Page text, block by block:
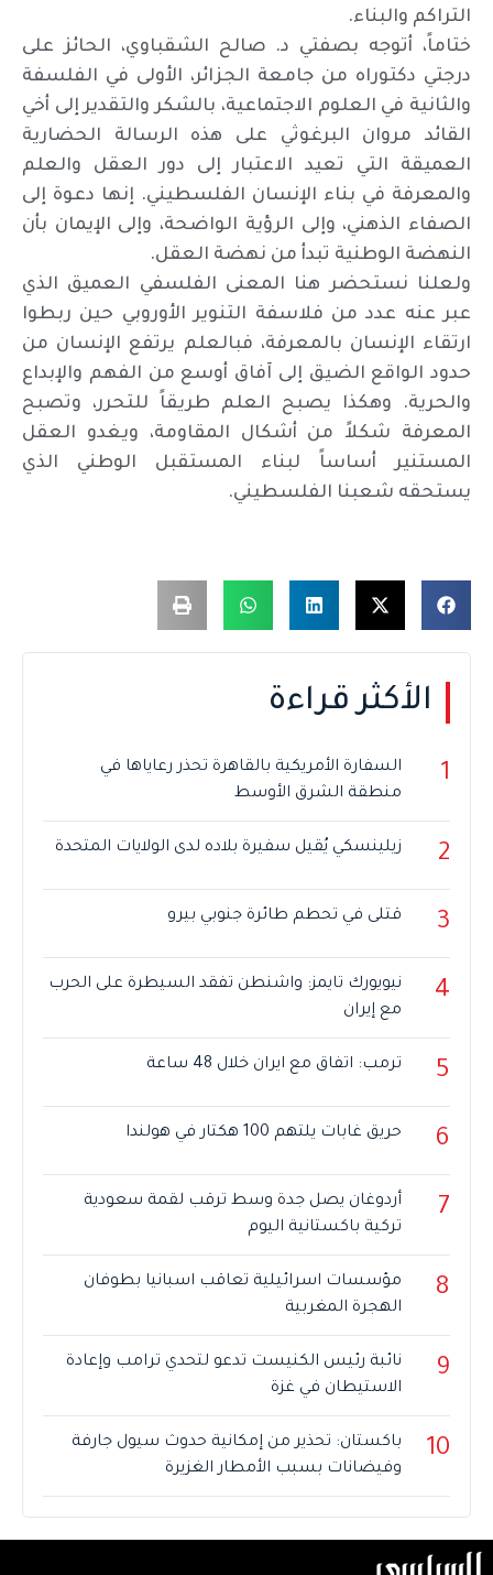
التراكم والبناء.
ختاماً، أتوجه بصفتي د. صالح الشقباوي، الحائز على
درجتي دكتوراه من جامعة الجزائر، الأولى في الفلسفة
والثانية في العلوم الاجتماعية، بالشكر والتقدير إلى أخي
القائد مروان البرغوثي على هذه الرسالة الحضارية
العميقة التي تعيد الاعتبار إلى دور العقل والعلم
والمعرفة في بناء الإنسان الفلسطيني. إنها دعوة إلى
الصفاء الذهني، وإلى الرؤية الواضحة، وإلى الإيمان بأن
النهضة الوطنية تبدأ من نهضة العقل.
ولعلنا نستحضر هنا المعنى الفلسفي العميق الذي
عبر عنه عدد من فلاسفة التنوير الأوروبي حين ربطوا
ارتقاء الإنسان بالمعرفة، فبالعلم يرتفع الإنسان من
حدود الواقع الضيق إلى آفاق أوسع من الفهم والإبداع
والحرية. وهكذا يصبح العلم طريقاً للتحرر، وتصبح
المعرفة شكلاً من أشكال المقاومة، ويغدو العقل
المستنير أساساً لبناء المستقبل الوطني الذي
يستحقه شعبنا الفلسطيني.
الأكثر قراءة
1
السفارة الأمريكية بالقاهرة تحذر رعاياها في
منطقة الشرق الأوسط
2 زيلينسكي يُقيل سفيرة بلاده لدى الولايات المتحدة
3 قتلى في تحطم طائرة جنوبي بيرو
4
نيويورك تايمز: واشنطن تفقد السيطرة على الحرب
مع إيران
5 ترمب: اتفاق مع ايران خلال 48 ساعة
6 حريق غابات يلتهم 100 هكتار في هولندا
7
أردوغان يصل جدة وسط ترقب لقمة سعودية
تركية باكستانية اليوم
8
مؤسسات اسرائيلية تعاقب اسبانيا بطوفان
الهجرة المغربية
9
نائبة رئيس الكنيست تدعو لتحدي ترامب وإعادة
الاستيطان في غزة
10
باكستان: تحذير من إمكانية حدوث سيول جارفة
وفيضانات بسبب الأمطار الغزيرة